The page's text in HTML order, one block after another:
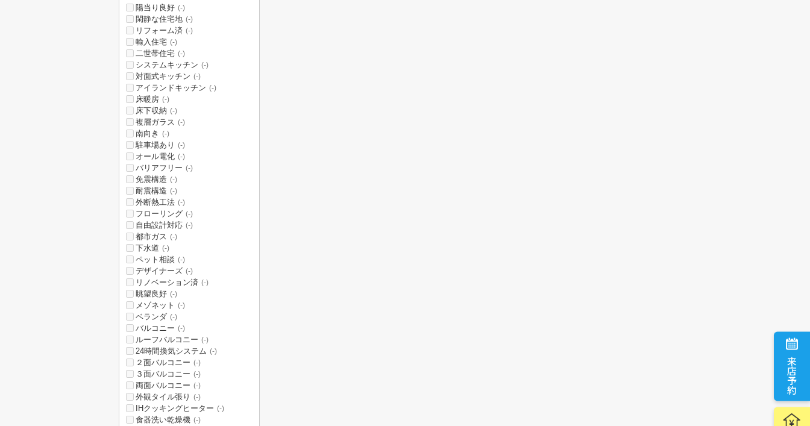
来店予約
陽当り良好 (-)
閑静な住宅地 (-)
リフォーム済 (-)
輸入住宅 (-)
二世帯住宅 (-)
システムキッチン (-)
対面式キッチン (-)
アイランドキッチン (-)
床暖房 (-)
床下収納 (-)
複層ガラス (-)
南向き (-)
駐車場あり (-)
オール電化 (-)
バリアフリー (-)
免震構造 (-)
耐震構造 (-)
外断熱工法 (-)
フローリング (-)
自由設計対応 (-)
都市ガス (-)
下水道 (-)
ペット相談 (-)
デザイナーズ (-)
リノベーション済 (-)
眺望良好 (-)
メゾネット (-)
ベランダ (-)
バルコニー (-)
ルーフバルコニー (-)
24時間換気システム (-)
２面バルコニー (-)
３面バルコニー (-)
両面バルコニー (-)
外観タイル張り (-)
IHクッキングヒーター (-)
食器洗い乾燥機 (-)